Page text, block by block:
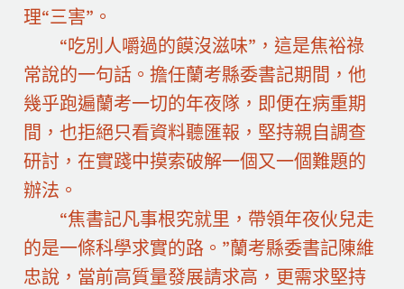
理“三害”。
“吃別人嚼過的饃沒滋味”，這是焦裕祿
常說的一句話。擔任蘭考縣委書記期間，他
幾乎跑遍蘭考一切的年夜隊，即便在病重期
間，也拒絕只看資料聽匯報，堅持親自調查
研討，在實踐中摸索破解一個又一個難題的
辦法。
“焦書記凡事根究就里，帶領年夜伙兒走
的是一條科學求實的路。”蘭考縣委書記陳維
忠說，當前高質量發展請求高，更需求堅持